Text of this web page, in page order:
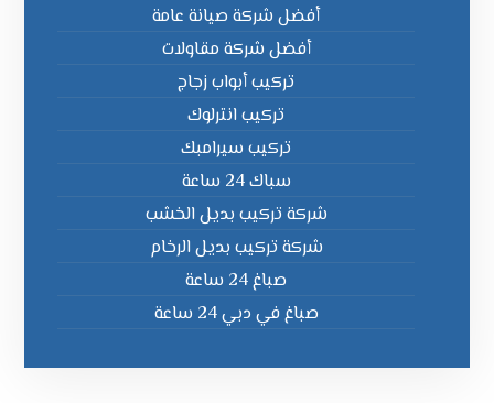
أفضل شركة صيانة عامة
أفضل شركة مقاولات
تركيب أبواب زجاج
تركيب انترلوك
تركيب سيرامبك
سباك 24 ساعة
شركة تركيب بديل الخشب
شركة تركيب بديل الرخام
صباغ 24 ساعة
صباغ في دبي 24 ساعة